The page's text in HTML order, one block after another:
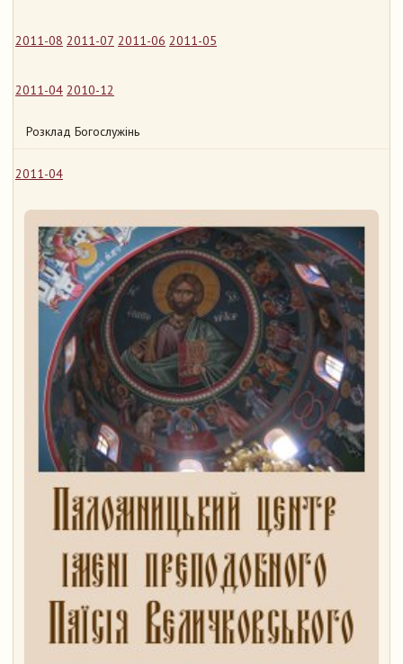
2011-08 2011-07 2011-06 2011-05
2011-04 2010-12
Розклад Богослужінь
2011-04